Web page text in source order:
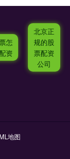
怎
资
北京正
规的股
票配资
公司
地图